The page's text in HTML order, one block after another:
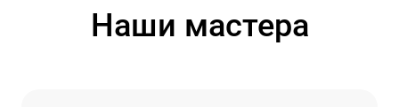
Наши мастера